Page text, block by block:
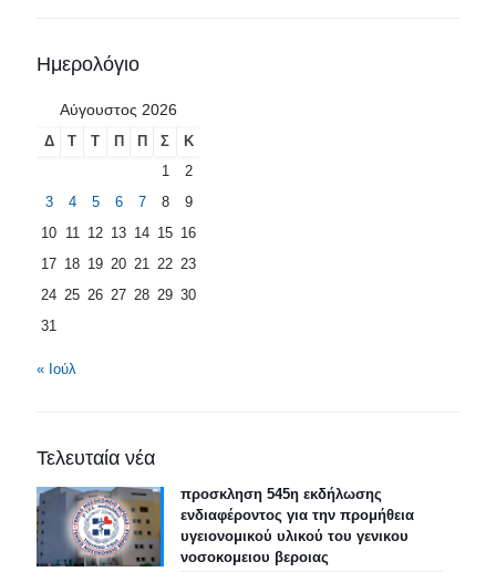
Ημερολόγιο
Αύγουστος 2026
Δ Τ Τ Π Π Σ
Κ
1
2
3
4 5 6 7 8
9
10 11 12 13 14 15 16
17 18 19 20 21 22 23
24 25 26 27 28 29 30
31
« Ιούλ
Τελευταία νέα
προσκληση 545η εκδήλωσης
ενδιαφέροντος για την προμήθεια
υγειονομικού υλικού του γενικου
νοσοκομειου βεροιας